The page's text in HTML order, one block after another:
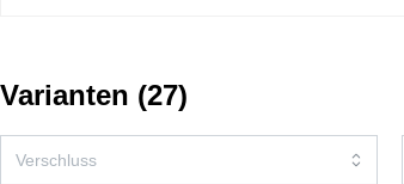
Varianten (27)